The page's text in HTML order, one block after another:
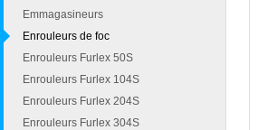
Emmagasineurs
Enrouleurs de foc
Enrouleurs Furlex 50S
Enrouleurs Furlex 104S
Enrouleurs Furlex 204S
Enrouleurs Furlex 304S